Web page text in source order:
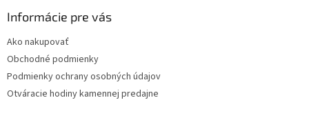
Informácie pre vás
Ako nakupovať
Obchodné podmienky
Podmienky ochrany osobných údajov
Otváracie hodiny kamennej predajne